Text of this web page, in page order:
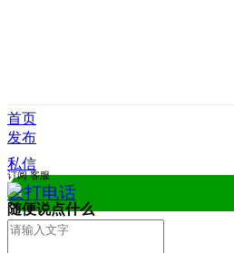
首页
发布
私信
拨打电话
订阅 客服
随便说点什么